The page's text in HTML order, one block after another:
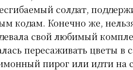
солдат,
кодам. Конечно же,
свой любимый
пересаживать цветы в
пирог или идти на